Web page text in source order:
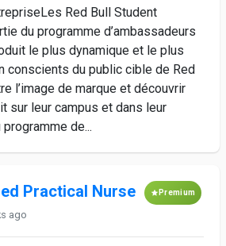
Red Bull Student
du programme d’ambassadeurs
le plus dynamique et le plus
conscients du public cible de Red
l’image de marque et découvrir
sur leur campus et dans leur
de...
Practical Nurse Premium
ago